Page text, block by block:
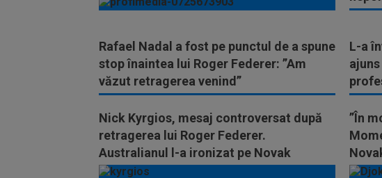
Rafael Nadal a fost pe punctul de a spune
stop înaintea lui Roger Federer: ”Am
văzut retragerea venind”
L-a
la
Nick Kyrgios, mesaj controversat după
retragerea lui Roger Federer.
Australianul l-a ironizat pe Novak
Djokovic
”În
plan